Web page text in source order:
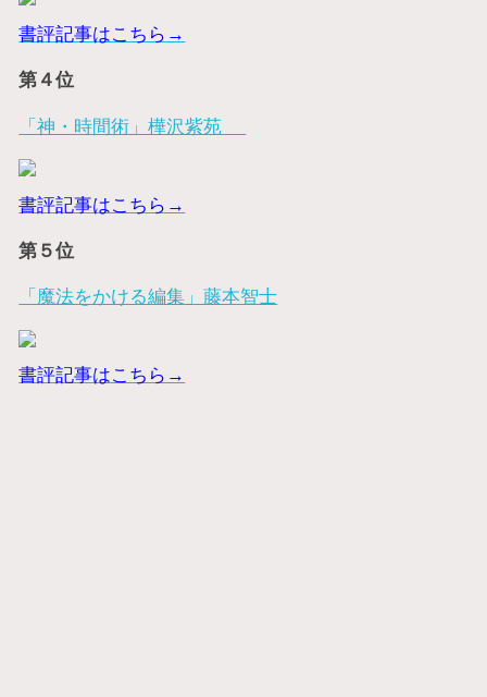
書評記事はこちら→
第４位
「神・時間術」樺沢紫苑
書評記事はこちら→
第５位
「魔法をかける編集」藤本智士
書評記事はこちら→